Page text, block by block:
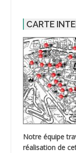
CARTE
Notre équipe
réalisation de